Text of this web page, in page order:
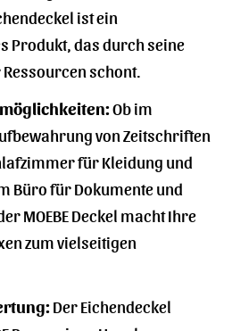
ist ein
Produkt, das durch seine
schont.
Ob im
von Zeitschriften
für Kleidung und
Büro für Dokumente und
MOEBE Deckel macht Ihre
zum vielseitigen
Der Eichendeckel